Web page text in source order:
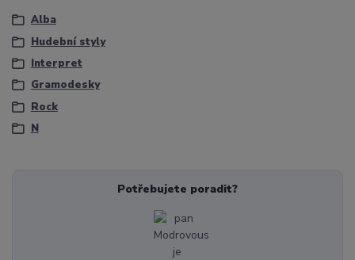
Alba
Hudební styly
Interpret
Gramodesky
Rock
N
Potřebujete poradit?